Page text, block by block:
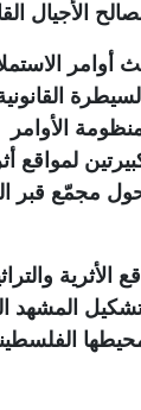
الأجيال
أوامر
فرض السيطرة
الأوامر
لمواقع
دونم حول تل سبسطية، والثانية نحو 110 دونمات حول
المشهد